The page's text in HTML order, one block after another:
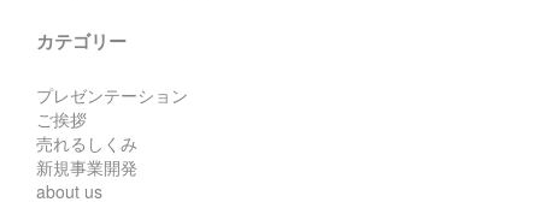
カテゴリー
プレゼンテーション
ご挨拶
売れるしくみ
新規事業開発
about us